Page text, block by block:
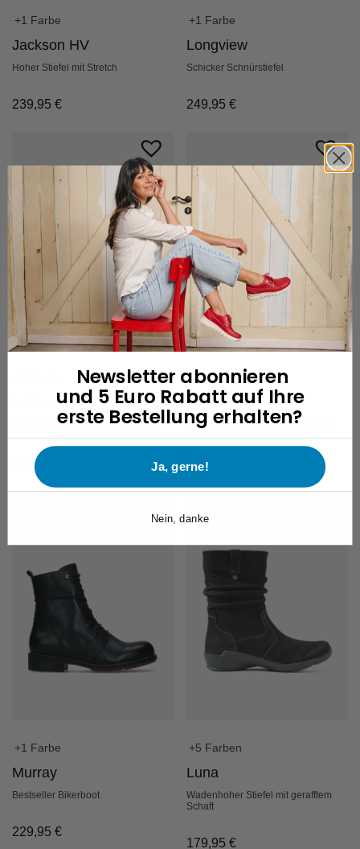
+1 Farbe
Jackson HV
Hoher Stiefel mit Stretch
239,95 €
+1 Farbe
Longview
Schicker Schnürstiefel
249,95€
Lubbock HV
Hallux Valgus Cowboystiefelette
199,95
+5 Farben
Luna
Wadenhoher Stiefel mit gerafftem
Schaft
179,95
+1 Farbe
Murray
Bestseller Bikerboot
229,95 €
+5 Farben
Luna
Wadenhoher Stiefel mit gerafftem
Schaft
179,95€
Newsletter abonnieren
und 5 Euro Rabatt auf Ihre
erste Bestellung erhalten?
Ja, gerne!
Nein, danke